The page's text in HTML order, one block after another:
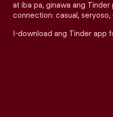
at iba pa, ginawa ang Tinder
connection: casual,
I-download ang Tinder app